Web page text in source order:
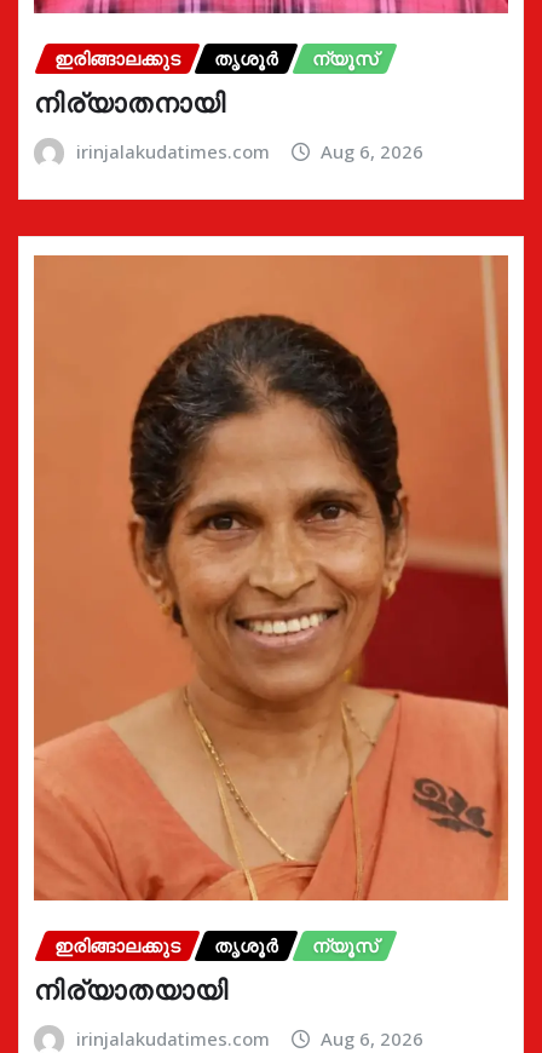
ഇരിങ്ങാലക്കുട തൃശൂർ ന്യൂസ്
നിര്യാതനായി
irinjalakudatimes.com Aug 6, 2026
ഇരിങ്ങാലക്കുട തൃശൂർ ന്യൂസ്
നിര്യാതയായി
irinjalakudatimes.com Aug 6, 2026